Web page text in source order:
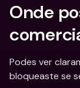
Onde
Podes ver
bloqueaste se